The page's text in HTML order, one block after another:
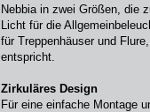
Nebbia in zwei Größen, die
Licht für die
für Treppenhäuser und
entspricht.
Zirkuläres Design
Für eine einfache Montage